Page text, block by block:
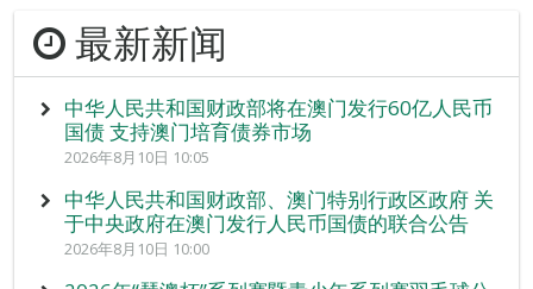
最新新闻
中华人民共和国财政部将在澳门发行60亿人民币
国债 支持澳门培育债券市场
2026年8月10日 10:05
中华人民共和国财政部、澳门特别行政区政府 关
于中央政府在澳门发行人民币国债的联合公告
2026年8月10日 10:00